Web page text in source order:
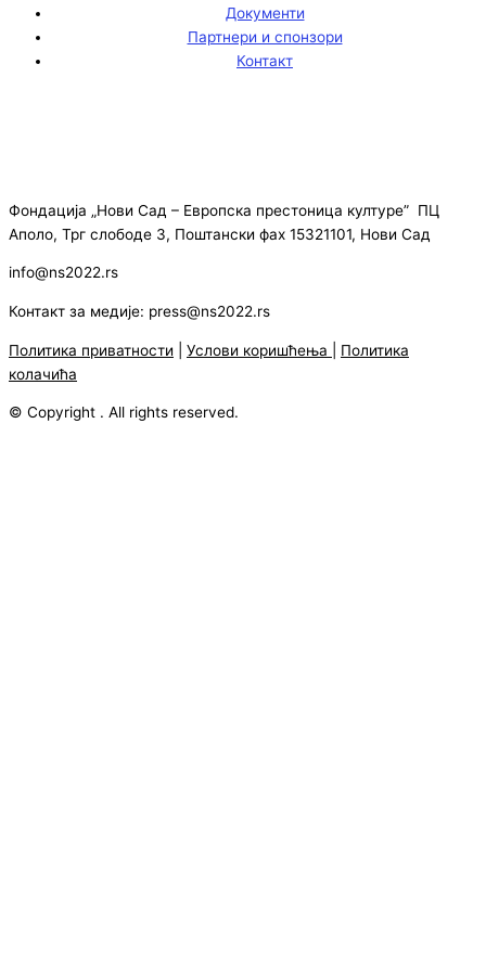
Документи
Партнери и спонзори
Контакт
Фондација „Нови Сад – Европска престоница културе” ПЦ
Аполо, Трг слободе 3, Поштански фах 15321101, Нови Сад
info@ns2022.rs
Контакт за медије: press@ns2022.rs
Политика приватности Услови коришћења
Политика
колачића
© Copyright . All rights reserved.